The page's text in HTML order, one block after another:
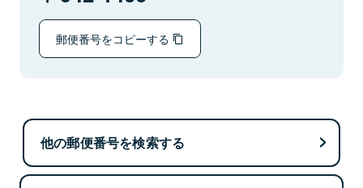
郵便番号をコピーする
他の郵便番号を検索する